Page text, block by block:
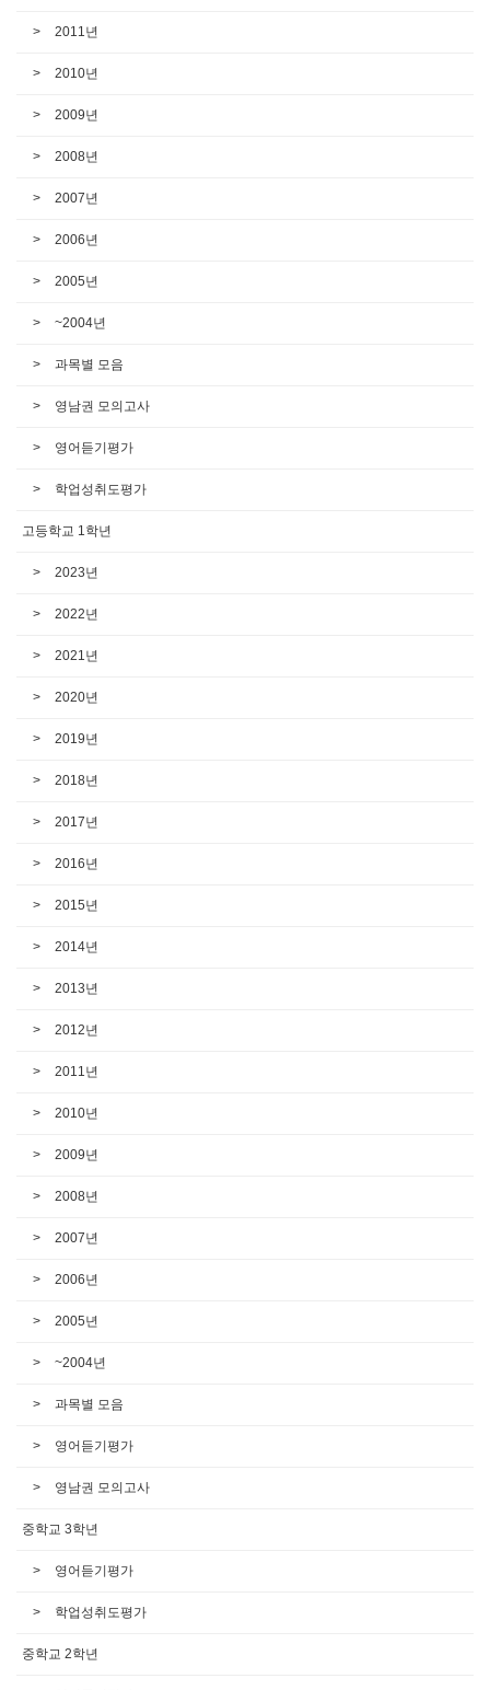
2011년
2010년
2009년
2008년
2007년
2006년
2005년
~2004년
과목별 모음
영남권 모의고사
영어듣기평가
학업성취도평가
고등학교 1학년
2023년
2022년
2021년
2020년
2019년
2018년
2017년
2016년
2015년
2014년
2013년
2012년
2011년
2010년
2009년
2008년
2007년
2006년
2005년
~2004년
과목별 모음
영어듣기평가
영남권 모의고사
중학교 3학년
영어듣기평가
학업성취도평가
중학교 2학년